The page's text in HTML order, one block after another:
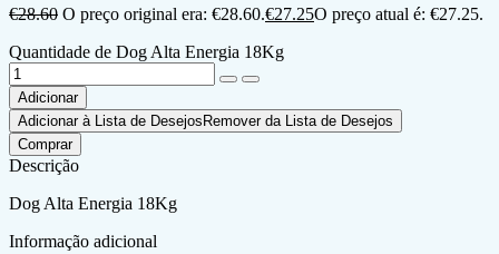
€28.60 O preço original era: €28.60.€27.25O preço atual é: €27.25.
Quantidade de Dog Alta Energia 18Kg
Adicionar
Adicionar à Lista de Desejos Remover da Lista de Desejos
Comprar
Descrição
Dog Alta Energia 18Kg
Informação adicional